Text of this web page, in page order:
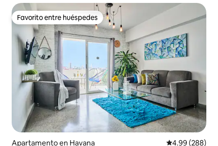
Favorito entre huéspedes
Favorito entre huéspedes
Apartamento en Havana Calificación
4.99 (288)